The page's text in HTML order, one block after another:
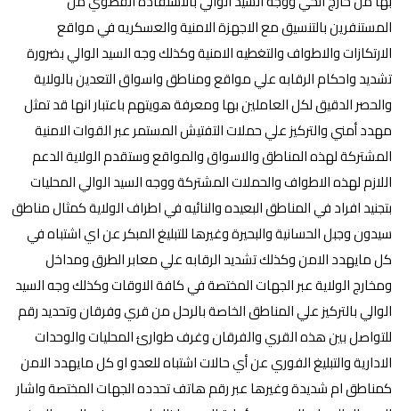
المستنفرين بالتنسيق مع الاجهزة الامنية والعسكريه في مواقع
الارتكازات والاطواف والتغطيه الامنية وكذلك وجه السيد الوالي بضرورة
تشديد واحكام الرقابه علي مواقع ومناطق واسواق التعدين بالولاية
والحصر الدقيق لكل العاملين بها ومعرفة هويتهم باعتبار انها قد تمثل
مهدد أمني والتركيز علي حملات التفتيش المستمر عبر القوات الامنية
المشتركة لهذه المناطق والاسواق والمواقع وستقدم الولاية الدعم
اللازم لهذه الاطواف والحملات المشتركة ووجه السيد الوالي المحليات
بتجنيد افراد في المناطق البعيده والنائيه في اطراف الولاية كمثال مناطق
سيدون وجبل الحسانية والبحيرة وغيرها للتبليغ المبكر عن اي اشتباه في
كل مايهدد الامن وكذلك تشديد الرقابه علي معابر الطرق ومداخل
ومخارج الولاية عبر الجهات المختصة في كافة الاوقات وكذلك وجه السيد
الوالي بالتركيز علي المناطق الخاصة بالرحل من قري وفرقان وتحديد رقم
للتواصل بين هذه القري والفرقان وغرف طوارئ المحليات والوحدات
الادارية والتبليغ الفوري عن أي حالات اشتباه للعدو او كل مايهدد الامن
كمناطق ام شديدة وغيرها عبر رقم هاتف تحدده الجهات المختصة واشار